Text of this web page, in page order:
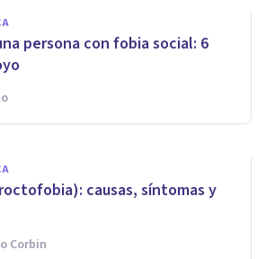
persona con fobia social: 6
miedo extremo a
Mimenza
causas, síntomas y
Corbin